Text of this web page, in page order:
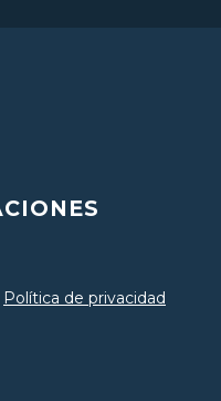
Política de privacidad